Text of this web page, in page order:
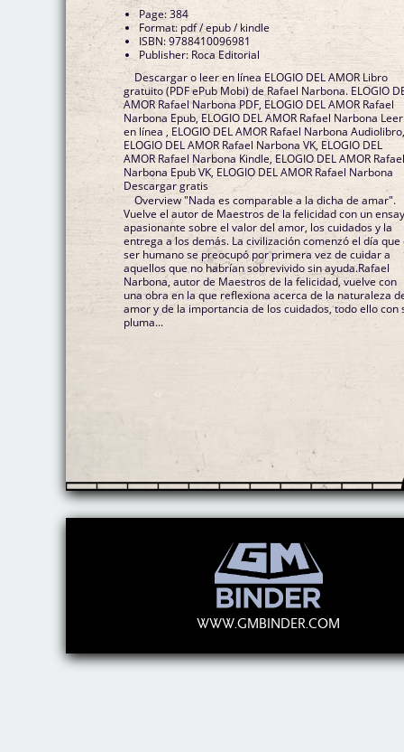
Page: 384
Format: pdf / epub / kindle
ISBN: 9788410096981
Publisher: Roca Editorial
Descargar o leer en línea ELOGIO DEL AMOR Libro
gratuito (PDF ePub Mobi) de Rafael Narbona. ELOGIO
AMOR Rafael Narbona PDF, ELOGIO DEL AMOR Rafael
Narbona Epub, ELOGIO DEL AMOR Rafael Narbona Leer
en línea , ELOGIO DEL AMOR Rafael Narbona
ELOGIO DEL AMOR Rafael Narbona VK, ELOGIO DEL
AMOR Rafael Narbona Kindle, ELOGIO DEL AMOR
Narbona Epub VK, ELOGIO DEL AMOR Rafael Narbona
Descargar gratis
Overview "Nada es comparable a la dicha de amar".
Vuelve el autor de Maestros de la felicidad con un
apasionante sobre el valor del amor, los cuidados y la
entrega a los demás. La civilización comenzó el día que
ser humano se preocupó por primera vez de cuidar a
aquellos que no habrían sobrevivido sin ayuda.Rafael
Narbona, autor de Maestros de la felicidad, vuelve con
una obra en la que reflexiona acerca de la naturaleza
amor y de la importancia de los cuidados, todo ello con
pluma...
WWW.GMBINDER.COM